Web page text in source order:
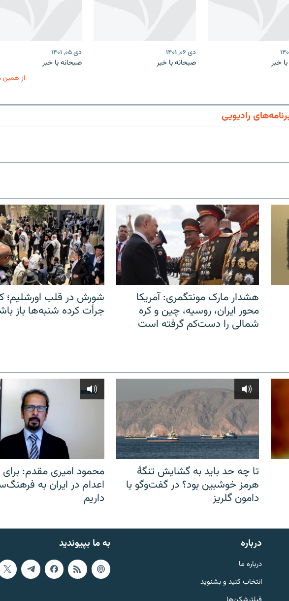
خبر
دی ۰۶, ۱۴۰۱
صبحانه با خبر
دی ۰۵, ۱۴۰۱
صبحانه با خبر
از همین
رادیویی
هشدار مارک مونتگمری: آمریکا
محور ایران، روسیه، چین و کره
شمالی را دست‌کم گرفته است
شورش در قلب اورشلیم؛
جرأت کرده شنبه‌ها باز
تا چه حد باید به گشایش تنگهٔ
هرمز خوشبین بود؟ در گفت‌وگو با
دامون گلریز
محمود امیری مقدم: برای
اعدام در ایران به
داریم
به ما بپیوندید درباره
درباره ما
انتخاب کنید و بشنوید